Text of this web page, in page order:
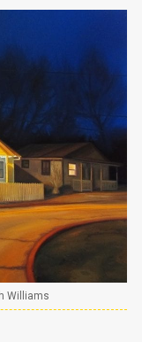
Williams